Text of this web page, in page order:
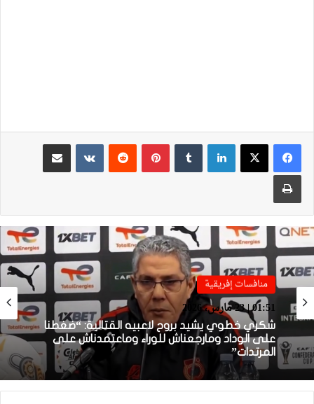
لينكدإن بينتيريست
مشاركة عبر البريد
طباعة
منافسات إفريقية
01:51 | 23 مارس، 2026
منافسات إفريقية
01:38 | 23 مارس، 2026
بعد الإقصاء من كأس “الكاف”.. أيت منا يقيل
بنهاشم